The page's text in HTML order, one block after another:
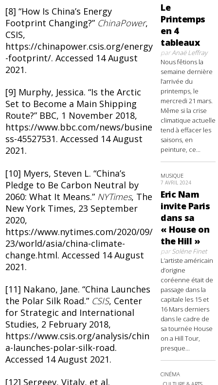
[8] “How Is China’s Energy
Footprint Changing?” ChinaPower,
CSIS,
https://chinapower.csis.org/energy
-footprint/. Accessed 14 August
2021.
[9] Murphy, Jessica. “Is the Arctic
Set to Become a Main Shipping
Route?” BBC, 1 November 2018,
https://www.bbc.com/news/busine
ss-45527531. Accessed 14 August
2021.
[10] Myers, Steven L. “China’s
Pledge to Be Carbon Neutral by
2060: What It Means.” NYTimes, The
New York Times, 23 September
2020,
https://www.nytimes.com/2020/09/
23/world/asia/china-climate-
change.html. Accessed 14 August
2021.
[11] Nakano, Jane. “China Launches
the Polar Silk Road.” CSIS, Center
for Strategic and International
Studies, 2 February 2018,
https://www.csis.org/analysis/chin
a-launches-polar-silk-road.
Accessed 14 August 2021.
[12] Sergeev, Vitaly, et al.
Le
Printemps
en 4
tableaux
parAnaë Leffray
Nous fêtions la
semaine dernière
l’arrivée du
printemps, le
mercredi 21 mars.
Même si la crise
climatique actuelle
tend à effacer les
saisons, en
peinture, ce...
MUSIQUE
7 AVRIL 2024
Eric Nam
invite Paris
dans sa
« House on
the Hill »
parSolène Finet
L’artiste américain
d’origine
coréenne était de
passage dans la
capitale les 15 et
16 Mars derniers
dans le cadre de
sa tournée House
on a Hill Tour,
presque...
CINÉMA